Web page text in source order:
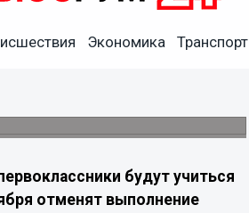
Экономика Транспорт
от домашних
будут учиться
отменят выполнение